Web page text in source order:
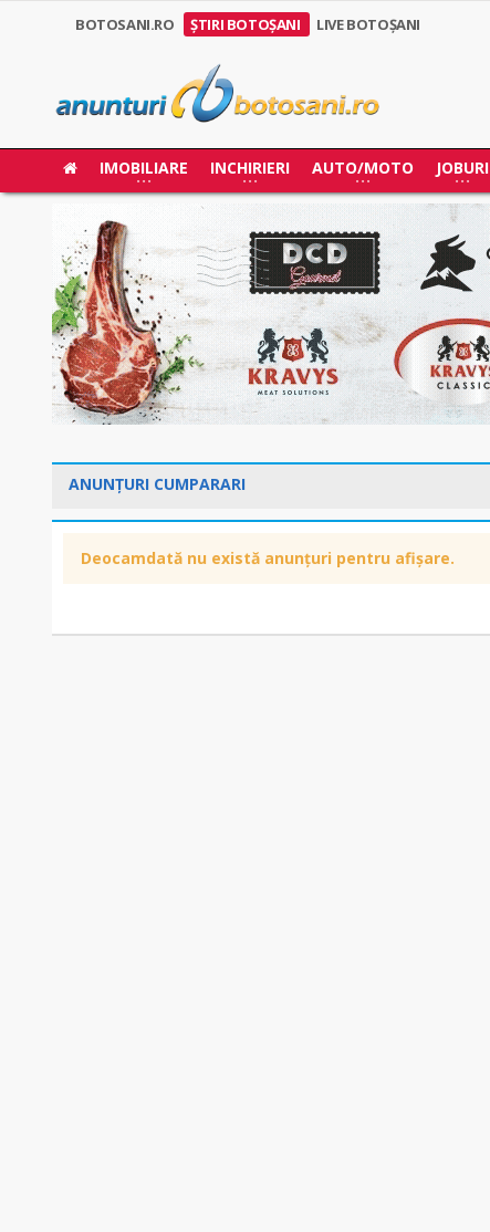
BOTOSANI.RO ȘTIRI BOTOȘANI LIVE BOTOȘANI
IMOBILIARE INCHIRIERI AUTO/MOTO JOBURI
ANUNȚURI CUMPARARI
Deocamdată nu există anunțuri pentru afișare.